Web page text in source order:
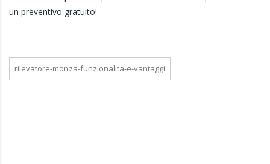
un preventivo gratuito!
rilevatore-monza-funzionalita-e-vantaggi